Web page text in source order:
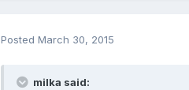
Posted March 30, 2015
milka said: